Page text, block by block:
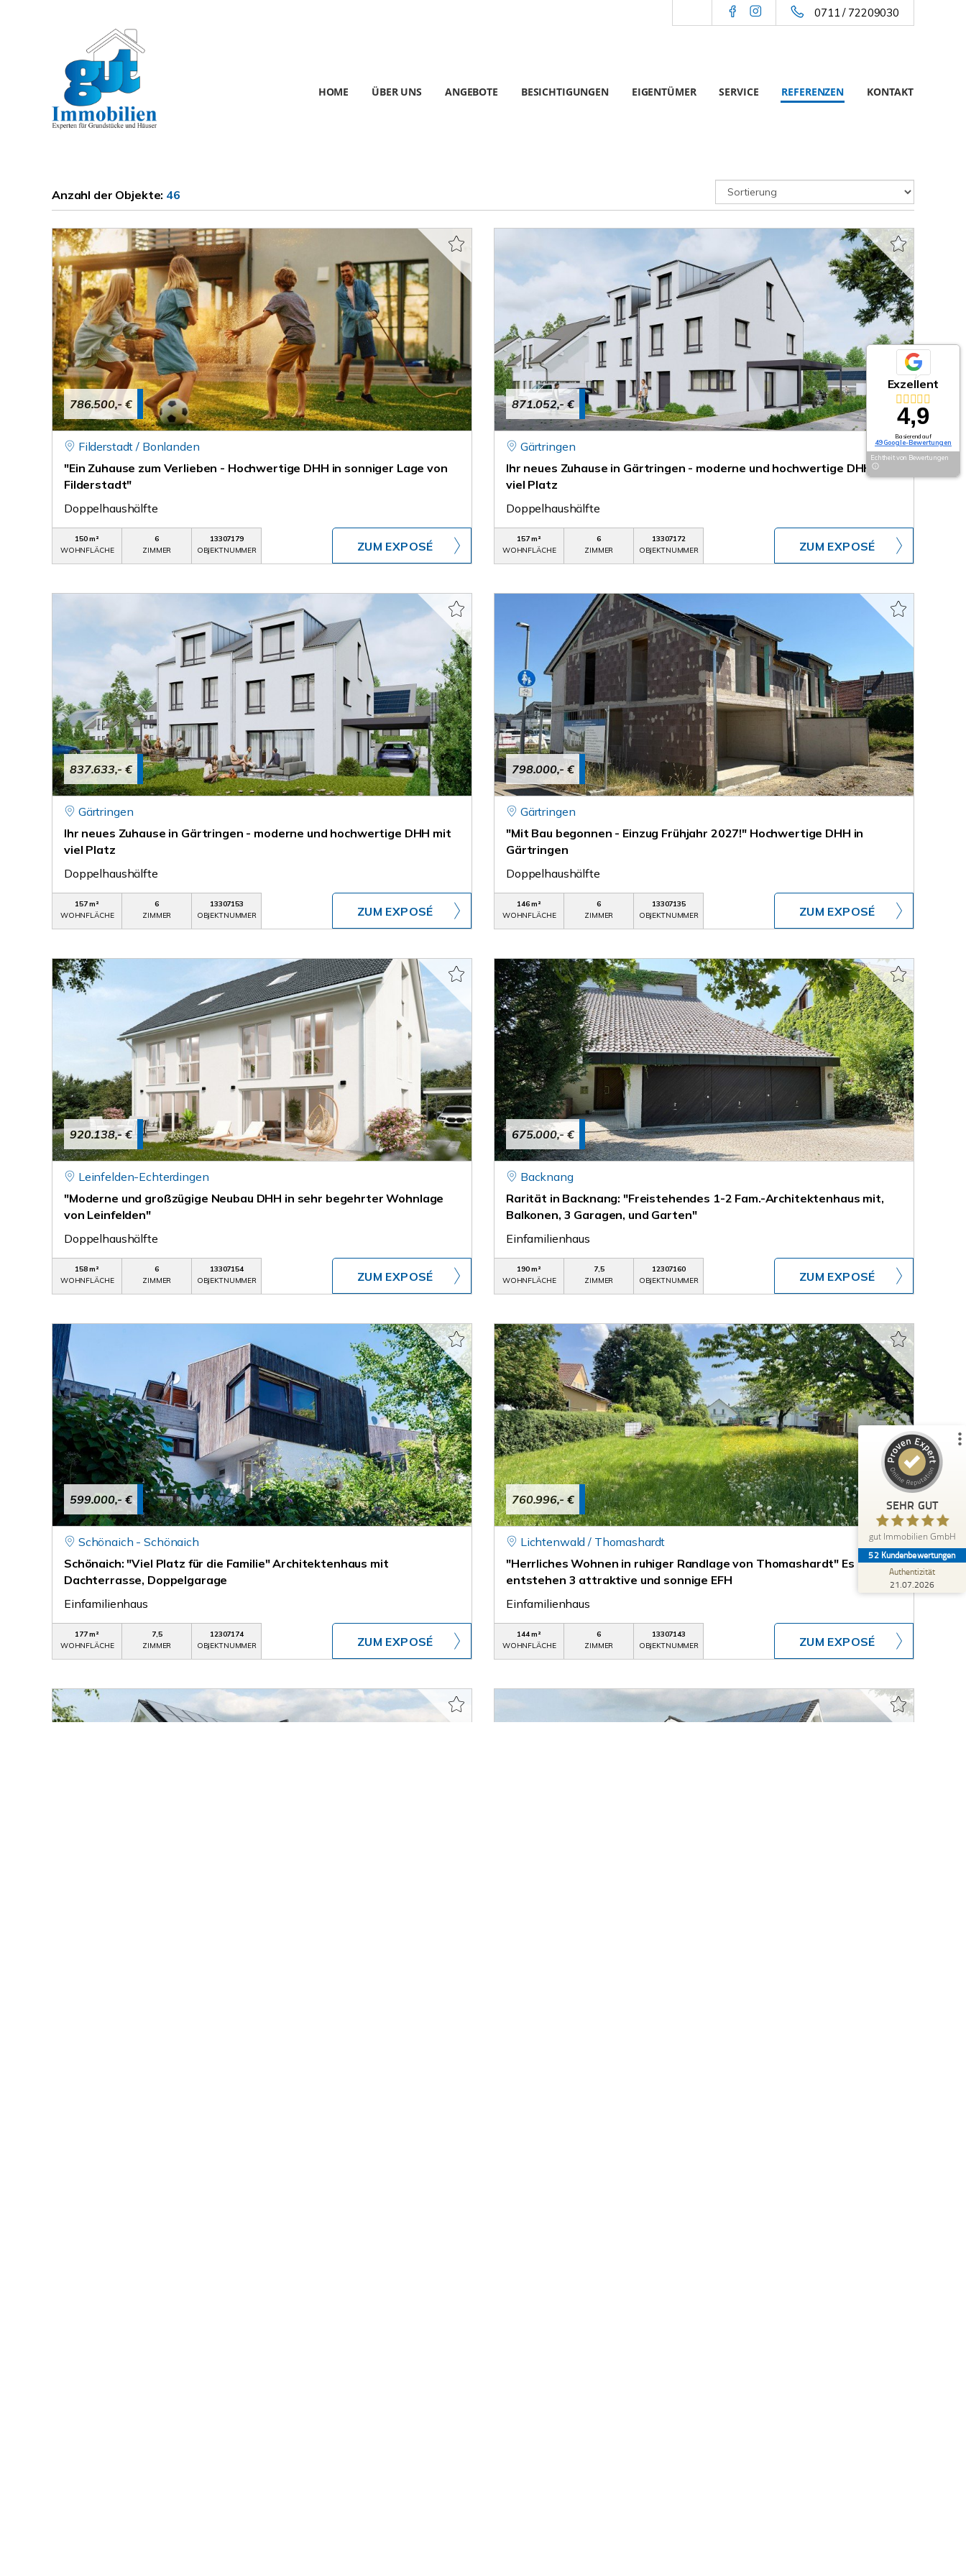
0711 / 72209030
HOME ÜBER UNS ANGEBOTE BESICHTIGUNGEN EIGENTÜMER SERVICE REFERENZEN KONTAKT
Anzahl der Objekte: 46
786.500,- €
Filderstadt / Bonlanden
"Ein Zuhause zum Verlieben - Hochwertige DHH in sonniger Lage von
Filderstadt"
Doppelhaushälfte
150 m²
WOHNFLÄCHE
6
ZIMMER
13307179
OBJEKTNUMMER
ZUM EXPOSÉ
871.052,- €
Gärtringen
Ihr neues Zuhause in Gärtringen - moderne und hochwertige DHH mit
viel Platz
Doppelhaushälfte
157 m²
WOHNFLÄCHE
6
ZIMMER
13307172
OBJEKTNUMMER
ZUM EXPOSÉ
837.633,- €
Gärtringen
Ihr neues Zuhause in Gärtringen - moderne und hochwertige DHH mit
viel Platz
Doppelhaushälfte
157 m²
WOHNFLÄCHE
6
ZIMMER
13307153
OBJEKTNUMMER
ZUM EXPOSÉ
798.000,- €
Gärtringen
"Mit Bau begonnen - Einzug Frühjahr 2027!" Hochwertige DHH in
Gärtringen
Doppelhaushälfte
146 m²
WOHNFLÄCHE
6
ZIMMER
13307135
OBJEKTNUMMER
ZUM EXPOSÉ
920.138,- €
Leinfelden-Echterdingen
"Moderne und großzügige Neubau DHH in sehr begehrter Wohnlage
von Leinfelden"
Doppelhaushälfte
158 m²
WOHNFLÄCHE
6
ZIMMER
13307154
OBJEKTNUMMER
ZUM EXPOSÉ
675.000,- €
Backnang
Rarität in Backnang: "Freistehendes 1-2 Fam.-Architektenhaus mit,
Balkonen, 3 Garagen, und Garten"
Einfamilienhaus
190 m²
WOHNFLÄCHE
7,5
ZIMMER
12307160
OBJEKTNUMMER
ZUM EXPOSÉ
599.000,- €
Schönaich - Schönaich
Schönaich: "Viel Platz für die Familie" Architektenhaus mit
Dachterrasse, Doppelgarage
Einfamilienhaus
177 m²
WOHNFLÄCHE
7,5
ZIMMER
12307174
OBJEKTNUMMER
ZUM EXPOSÉ
760.996,- €
Lichtenwald / Thomashardt
"Herrliches Wohnen in ruhiger Randlage von Thomashardt" Es
entstehen 3 attraktive und sonnige EFH
Einfamilienhaus
144 m²
WOHNFLÄCHE
6
ZIMMER
13307143
OBJEKTNUMMER
ZUM EXPOSÉ
Exzellent
4,9
Basierend auf
49 Google-Bewertungen
Echtheit von Bewertungen
SEHR GUT
gut Immobilien GmbH
52 Kundenbewertungen
Authentizität
21.07.2026
gut Immobilien GmbH
100
%
Empfehlungen auf
ProvenExpert.com
SEHR GUT
4,89
/
5,00
3
Bewertungen auf
ProvenExpert.com
49
Bewertungen von
1
anderen Quelle
Blick aufs ProvenExpert-Profil werfen
Anonym
5,00
Sehr freundliche und kompetente Mitarbeiter.